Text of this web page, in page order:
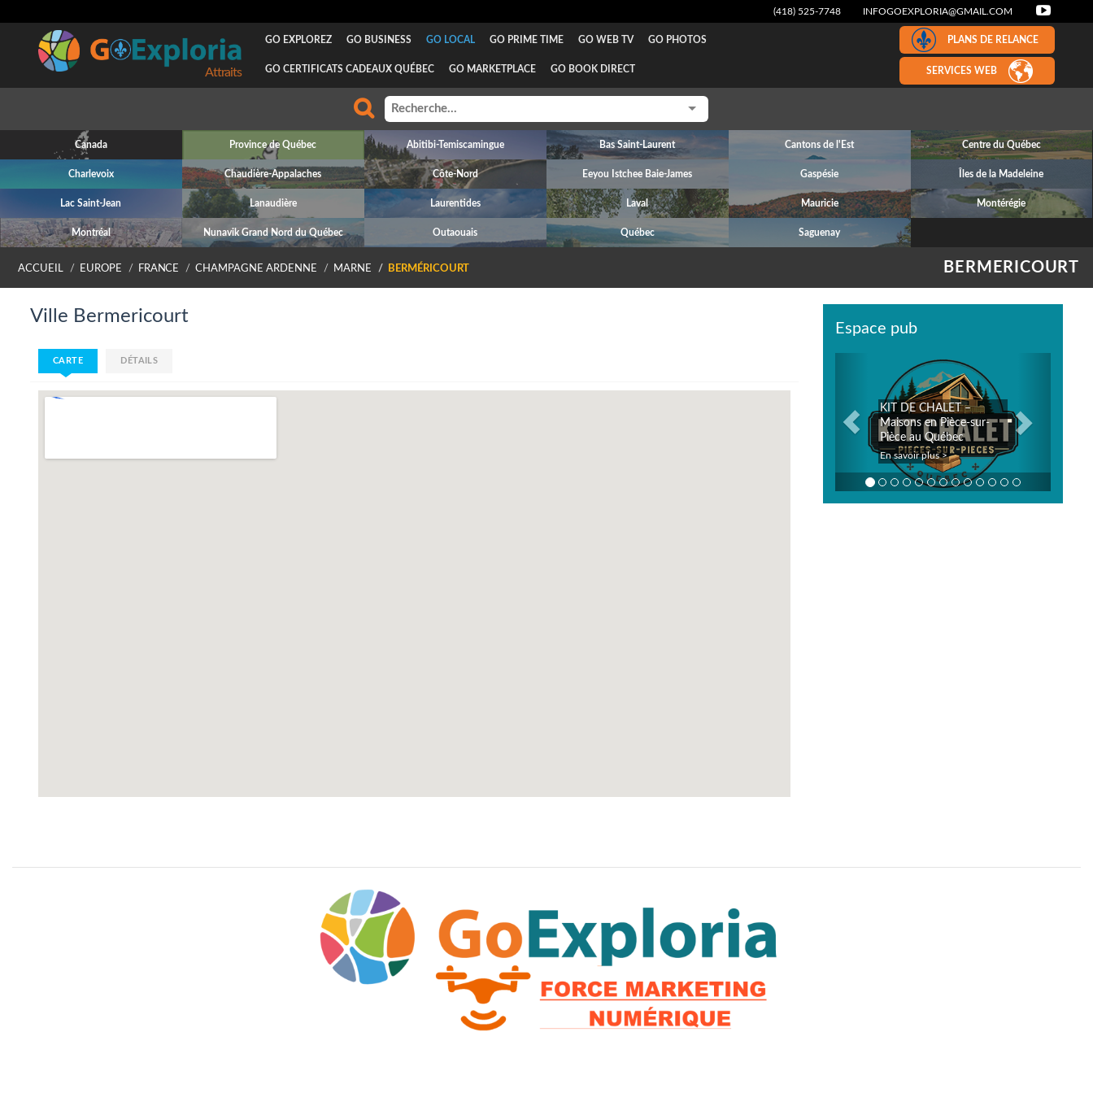
(418) 525-7748 INFOGOEXPLORIA@GMAIL.COM
Attraits
GO EXPLOREZ GO BUSINESS GO LOCAL GO PRIME TIME GO WEB TV GO PHOTOS
GO CERTIFICATS CADEAUX QUÉBEC GO MARKETPLACE GO BOOK DIRECT
PLANS DE RELANCE
SERVICES WEB
Canada Province de Québec Abitibi-Temiscamingue Bas Saint-Laurent Cantons de l'Est Centre du Québec
Charlevoix Chaudière-Appalaches Côte-Nord Eeyou Istchee Baie-James Gaspésie Îles de la Madeleine
Lac Saint-Jean Lanaudière Laurentides Laval Mauricie Montérégie
Montréal Nunavik Grand Nord du Québec Outaouais Québec Saguenay
BERMERICOURT
ACCUEIL EUROPE FRANCE CHAMPAGNE ARDENNE MARNE BERMÉRICOURT
Ville Bermericourt
CARTE DÉTAILS
Espace pub
KIT DE CHALET –
Maisons en Pièce-sur-
Pièce au Québec
En savoir plus >